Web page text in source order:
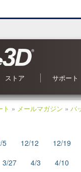
ールングツール
ール
ル
ブック
ブック
View
タ集 森シリーズ
ストア
ンラインストア
利用案内
ーケットプレイス
集記事 実用3Dデータ集 森
サポート
お問い合わ
OS 別対応
よくあるご
オンライン
アップデー
メールマガ
Shade3D
ト » メールマガジン » バ
5 12/12 12/19
3/27 4/3 4/10